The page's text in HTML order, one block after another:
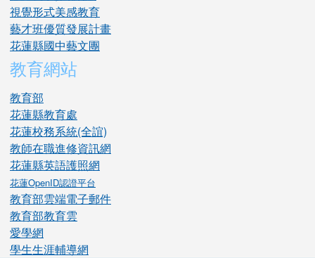
視覺形式美感教育
藝才班優質發展計畫
花蓮縣國中藝文團
教育網站
教育部
花蓮縣教育處
花蓮校務系統(全誼)
教師在職進修資訊網
花蓮縣英語護照網
花蓮OpenID認證平台
教育部雲端電子郵件
教育部教育雲
愛學網
學生生涯輔導網